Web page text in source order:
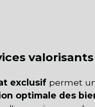
valorisants
exclusif permet
optimale des